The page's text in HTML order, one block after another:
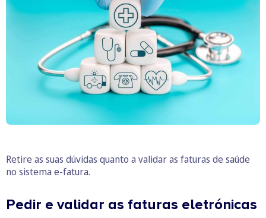
Retire as suas dúvidas quanto a validar as faturas de saúde
no sistema e-fatura.
Pedir e validar as faturas eletrónicas